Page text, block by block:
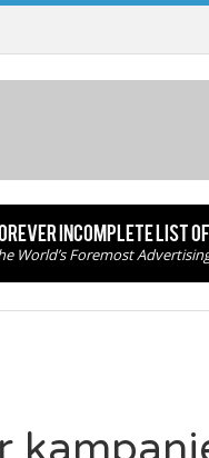
INCOMPLETE LIST
World’s Foremost